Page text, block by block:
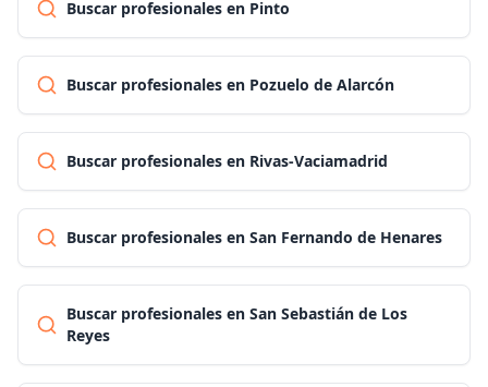
Buscar profesionales en Pinto
Buscar profesionales en Pozuelo de Alarcón
Buscar profesionales en Rivas-Vaciamadrid
Buscar profesionales en San Fernando de Henares
Buscar profesionales en San Sebastián de Los
Reyes